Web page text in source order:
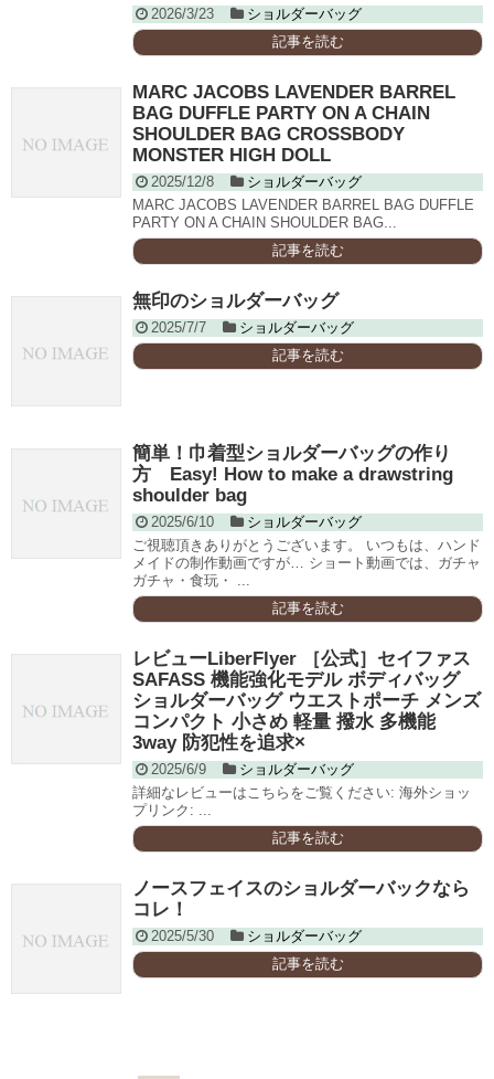
2026/3/23
ショルダーバッグ
記事を読む
MARC JACOBS LAVENDER BARREL
BAG DUFFLE PARTY ON A CHAIN
SHOULDER BAG CROSSBODY
MONSTER HIGH DOLL
2025/12/8
ショルダーバッグ
MARC JACOBS LAVENDER BARREL BAG DUFFLE
PARTY ON A CHAIN SHOULDER BAG...
記事を読む
無印のショルダーバッグ
2025/7/7
ショルダーバッグ
記事を読む
簡単！巾着型ショルダーバッグの作り
方 Easy! How to make a drawstring
shoulder bag
2025/6/10
ショルダーバッグ
ご視聴頂きありがとうございます。 いつもは、ハンド
メイドの制作動画ですが… ショート動画では、ガチャ
ガチャ・食玩・ ...
記事を読む
レビューLiberFlyer ［公式］セイファス
SAFASS 機能強化モデル ボディバッグ
ショルダーバッグ ウエストポーチ メンズ
コンパクト 小さめ 軽量 撥水 多機能
3way 防犯性を追求×
2025/6/9
ショルダーバッグ
詳細なレビューはこちらをご覧ください: 海外ショッ
プリンク: ...
記事を読む
ノースフェイスのショルダーバックなら
コレ！
2025/5/30
ショルダーバッグ
記事を読む